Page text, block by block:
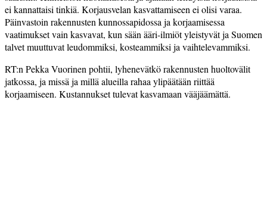
ei kannattaisi tinkiä. Korjausvelan kasvattamiseen ei olisi varaa.
Päinvastoin rakennusten kunnossapidossa ja korjaamisessa
vaatimukset vain kasvavat, kun sään ääri-ilmiöt yleistyvät ja Suomen
talvet muuttuvat leudommiksi, kosteammiksi ja vaihtelevammiksi.
RT:n Pekka Vuorinen pohtii, lyhenevätkö rakennusten huoltovälit
jatkossa, ja missä ja millä alueilla rahaa ylipäätään riittää
korjaamiseen. Kustannukset tulevat kasvamaan vääjäämättä.